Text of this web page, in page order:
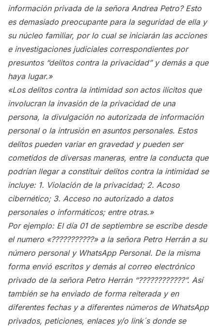
información privada de la señora Andrea Petro? Esto
es demasiado preocupante para la seguridad de ella y
su núcleo familiar, por lo cual se iniciarán las acciones
e investigaciones judiciales correspondientes por
presuntos “delitos contra la privacidad” y demás a que
haya lugar.»
«Los delitos contra la intimidad son actos ilícitos que
involucran la invasión de la privacidad de una
persona, la divulgación no autorizada de información
personal o la intrusión en asuntos personales. Estos
delitos pueden variar en gravedad y pueden ser
cometidos de diversas maneras, entre la conducta que
podrían llegar a constituir delitos contra la intimidad se
incluye: 1. Violación de la privacidad; 2. Acoso
cibernético; 3. Acceso no autorizado a datos
personales o informáticos; entre otras.»
Por ejemplo: El día 01 de septiembre se escribe desde
el numero «???????????» a la señora Petro Herrán a su
número personal y WhatsApp Personal. De la misma
forma envió escritos y demás al correo electrónico
privado de la señora Petro Herrán “????????????”. Así
también se ha enviado de forma reiterada y en
diferentes fechas y a diferentes números de WhatsApp
privados, peticiones, enlaces y/o link´s donde se